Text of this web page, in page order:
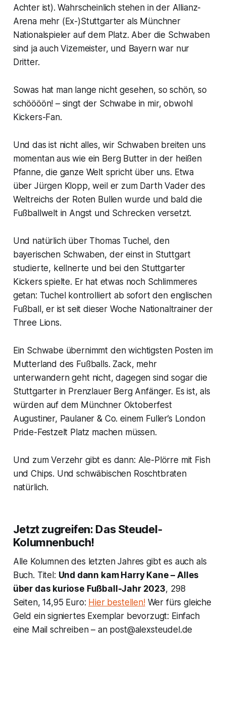
Achter ist). Wahrscheinlich stehen in der Allianz-
Arena mehr (Ex-)Stuttgarter als Münchner
Nationalspieler auf dem Platz. Aber die Schwaben
sind ja auch Vizemeister, und Bayern war nur
Dritter.
Sowas hat man lange nicht gesehen, so schön, so
schöööön! – singt der Schwabe in mir, obwohl
Kickers-Fan.
Und das ist nicht alles, wir Schwaben breiten uns
momentan aus wie ein Berg Butter in der heißen
Pfanne, die ganze Welt spricht über uns. Etwa
über Jürgen Klopp, weil er zum Darth Vader des
Weltreichs der Roten Bullen wurde und bald die
Fußballwelt in Angst und Schrecken versetzt.
Und natürlich über Thomas Tuchel, den
bayerischen Schwaben, der einst in Stuttgart
studierte, kellnerte und bei den Stuttgarter
Kickers spielte. Er hat etwas noch Schlimmeres
getan: Tuchel kontrolliert ab sofort den englischen
Fußball, er ist seit dieser Woche Nationaltrainer der
Three Lions.
Ein Schwabe übernimmt den wichtigsten Posten im
Mutterland des Fußballs. Zack, mehr
unterwandern geht nicht, dagegen sind sogar die
Stuttgarter in Prenzlauer Berg Anfänger. Es ist, als
würden auf dem Münchner Oktoberfest
Augustiner, Paulaner & Co. einem Fuller’s London
Pride-Festzelt Platz machen müssen.
Und zum Verzehr gibt es dann: Ale-Plörre mit Fish
und Chips. Und schwäbischen Roschtbraten
natürlich.
Jetzt zugreifen: Das Steudel-
Kolumnenbuch!
Alle Kolumnen des letzten Jahres gibt es auch als
Buch. Titel: Und dann kam Harry Kane – Alles
über das kuriose Fußball-Jahr 2023, 298
Seiten, 14,95 Euro: Hier bestellen!Wer fürs gleiche
Geld ein signiertes Exemplar bevorzugt: Einfach
eine Mail schreiben – an post@alexsteudel.de